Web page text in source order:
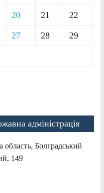
20 21 22
27 28 29
адміністрація
область, Болградський
149